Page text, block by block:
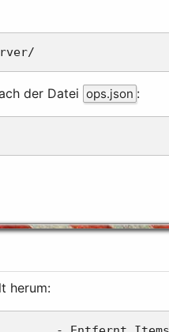
der Datei ops.json :
herum: